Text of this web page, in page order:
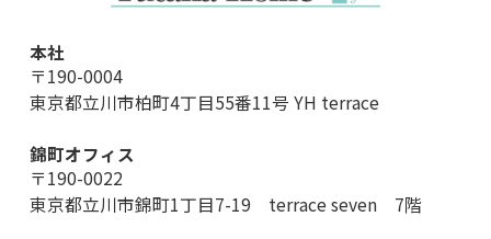
本社
〒190-0004
東京都立川市柏町4丁目55番11号 YH terrace
錦町オフィス
〒190-0022
東京都立川市錦町1丁目7-19 terrace seven 7階